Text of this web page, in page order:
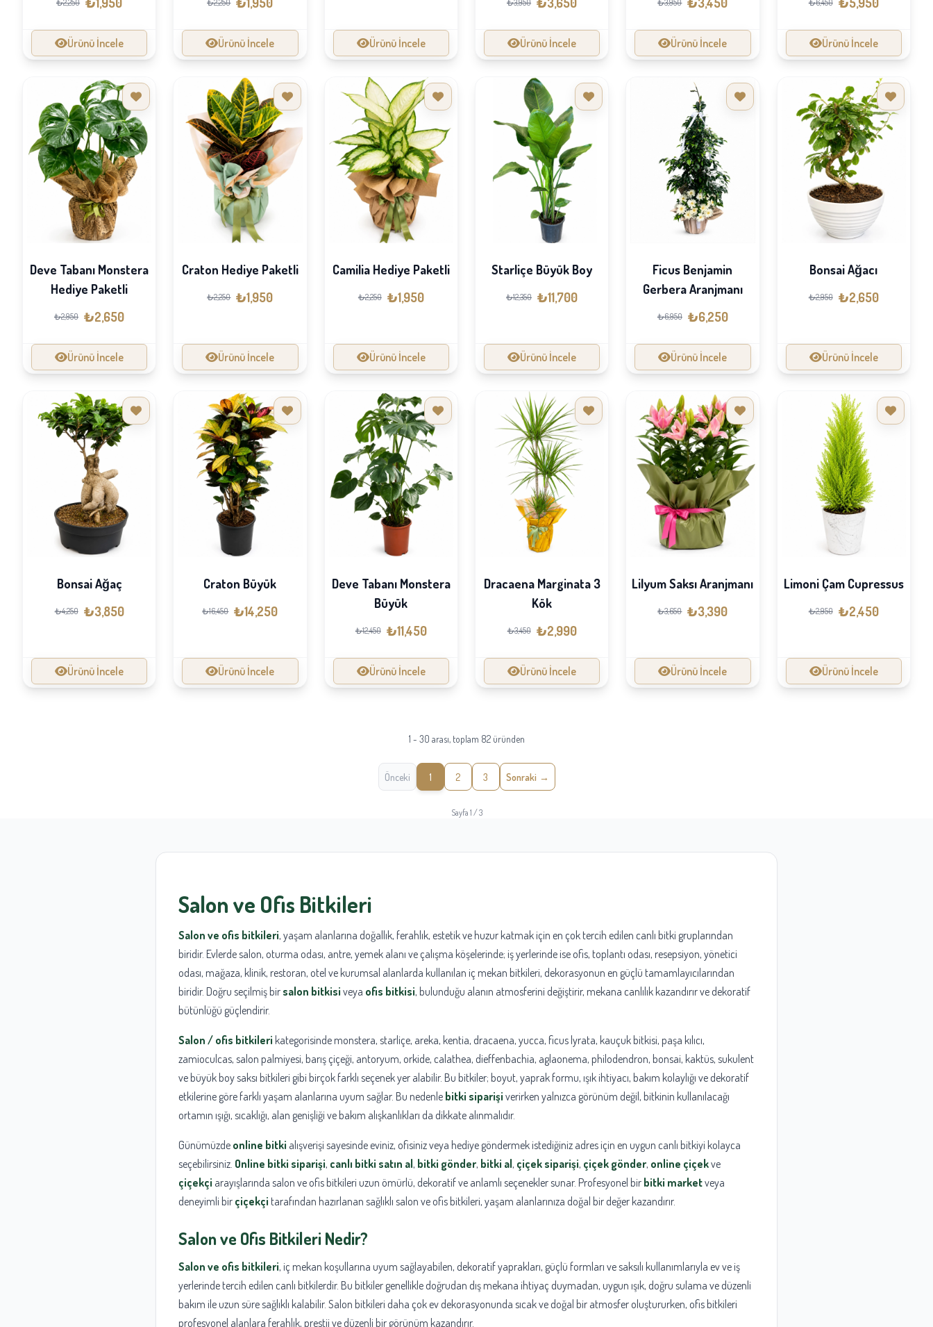
₺2,250
Ürünü İncele
₺2,250
Ürünü İncele Ürünü İncele
₺3,950
Ürünü İncele
₺3,950
Ürünü İncele
₺6,450
Ürünü İncele
Deve Tabanı Monstera
Hediye Paketli
₺2,950 ₺2,650
Ürünü İncele
Craton Hediye Paketli
₺2,250 ₺1,950
Ürünü İncele
Camilia Hediye Paketli
₺2,250 ₺1,950
Ürünü İncele
Starliçe Büyük Boy
₺12,350 ₺11,700
Ürünü İncele
Ficus Benjamin
Gerbera Aranjmanı
₺6,950 ₺6,250
Ürünü İncele
Bonsai Ağacı
₺2,950 ₺2,650
Ürünü İncele
Bonsai Ağaç
₺4,250 ₺3,850
Ürünü İncele
Craton Büyük
₺16,450 ₺14,250
Ürünü İncele
Deve Tabanı Monstera
Büyük
₺12,450 ₺11,450
Ürünü İncele
Dracaena Marginata 3
Kök
₺3,450 ₺2,990
Ürünü İncele
Lilyum Saksı Aranjmanı
₺3,650 ₺3,390
Ürünü İncele
Limoni Çam Cupressus
₺2,950 ₺2,450
Ürünü İncele
1 - 30 arası, toplam 82 üründen
Önceki 1 2 3 Sonraki
Sayfa 1 / 3
Salon ve Ofis Bitkileri
Salon ve ofis bitkileri, yaşam alanlarına doğallık, ferahlık, estetik ve huzur katmak için en çok tercih edilen canlı bitki gruplarından
biridir. Evlerde salon, oturma odası, antre, yemek alanı ve çalışma köşelerinde; iş yerlerinde ise ofis, toplantı odası, resepsiyon, yönetici
odası, mağaza, klinik, restoran, otel ve kurumsal alanlarda kullanılan iç mekan bitkileri, dekorasyonun en güçlü tamamlayıcılarından
biridir. Doğru seçilmiş bir salon bitkisi veya ofis bitkisi, bulunduğu alanın atmosferini değiştirir, mekana canlılık kazandırır ve dekoratif
bütünlüğü güçlendirir.
Salon / ofis bitkileri kategorisinde monstera, starliçe, areka, kentia, dracaena, yucca, ficus lyrata, kauçuk bitkisi, paşa kılıcı,
zamioculcas, salon palmiyesi, barış çiçeği, antoryum, orkide, calathea, dieffenbachia, aglaonema, philodendron, bonsai, kaktüs, sukulent
ve büyük boy saksı bitkileri gibi birçok farklı seçenek yer alabilir. Bu bitkiler; boyut, yaprak formu, ışık ihtiyacı, bakım kolaylığı ve dekoratif
etkilerine göre farklı yaşam alanlarına uyum sağlar. Bu nedenle bitki siparişi verirken yalnızca görünüm değil, bitkinin kullanılacağı
ortamın ışığı, sıcaklığı, alan genişliği ve bakım alışkanlıkları da dikkate alınmalıdır.
Günümüzde online bitki alışverişi sayesinde eviniz, ofisiniz veya hediye göndermek istediğiniz adres için en uygun canlı bitkiyi kolayca
seçebilirsiniz. Online bitki siparişi, canlı bitki satın al, bitki gönder, bitki al, çiçek siparişi, çiçek gönder, online çiçekve
çiçekçi arayışlarında salon ve ofis bitkileri uzun ömürlü, dekoratif ve anlamlı seçenekler sunar. Profesyonel bir bitki marketveya
deneyimli bir çiçekçi tarafından hazırlanan sağlıklı salon ve ofis bitkileri, yaşam alanlarınıza doğal bir değer kazandırır.
Salon ve Ofis Bitkileri Nedir?
Salon ve ofis bitkileri, iç mekan koşullarına uyum sağlayabilen, dekoratif yaprakları, güçlü formları ve saksılı kullanımlarıyla ev ve iş
yerlerinde tercih edilen canlı bitkilerdir. Bu bitkiler genellikle doğrudan dış mekana ihtiyaç duymadan, uygun ışık, doğru sulama ve düzenli
bakım ile uzun süre sağlıklı kalabilir. Salon bitkileri daha çok ev dekorasyonunda sıcak ve doğal bir atmosfer oluştururken, ofis bitkileri
profesyonel alanlara ferahlık, prestij ve düzenli bir görünüm kazandırır.